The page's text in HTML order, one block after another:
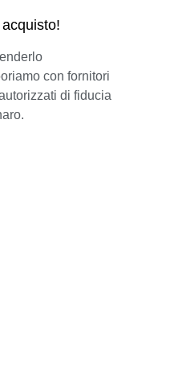
con fornitori
di fiducia